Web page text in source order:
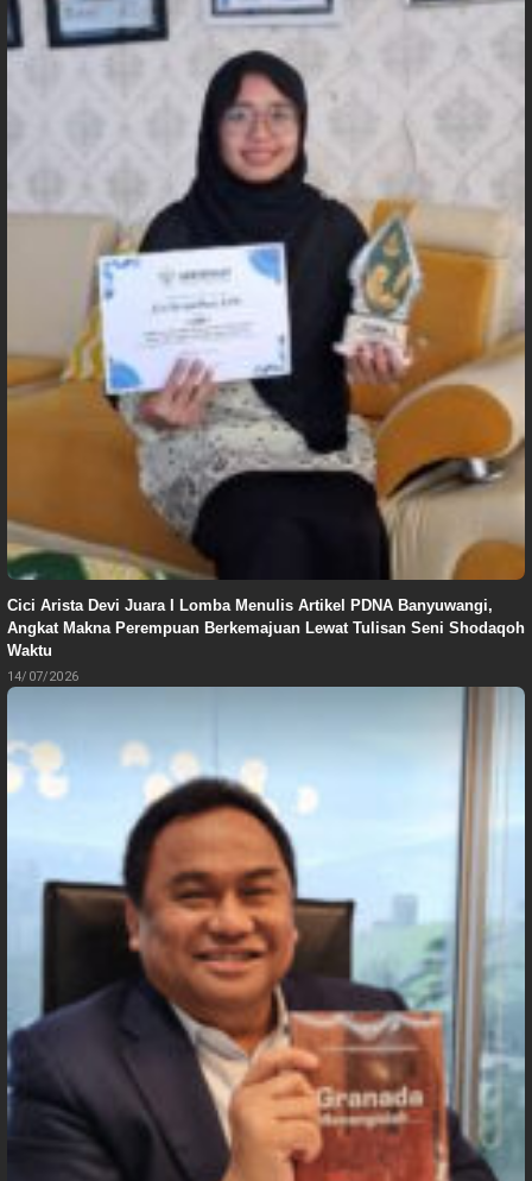
Cici Arista Devi Juara I Lomba Menulis Artikel PDNA Banyuwangi,
Angkat Makna Perempuan Berkemajuan Lewat Tulisan Seni Shodaqoh
Waktu
14/07/2026